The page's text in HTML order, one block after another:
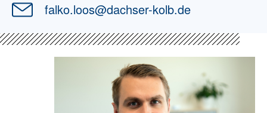
falko.loos@dachser-kolb.de